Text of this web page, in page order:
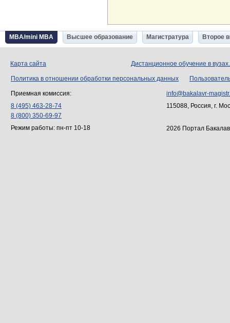
MBA/mini MBA Высшее образование Магистратура Второе
Карта сайта Дистанционное обучение в
Политика в отношении обработки персональных данных
Приемная комиссия:
8 (495) 463-28-74
8 (800) 350-69-97
Режим работы: пн-пт 10-18
info@bakalavr-
115088, Россия, г.
2026 Портал